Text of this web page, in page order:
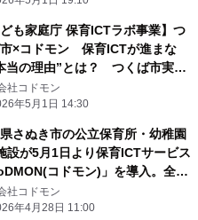
ども家庭庁 保育ICTラボ事業】つ
市×コドモン 保育ICTが進まな
当の理由”とは？ つくば市実証
が意欲向上、突破口は「事例・
伴走支援」
社コドモン
年5月1日 14:30
さぬき市の公立保育所・幼稚園
設が5月1日より保育ICTサービス
コドモン)」を導入。全国
治体、香川県内では計6自治体に
社コドモン
年4月28日 11:00